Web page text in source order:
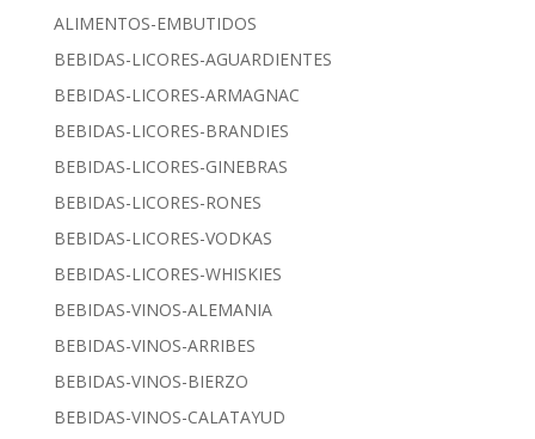
ALIMENTOS-EMBUTIDOS
BEBIDAS-LICORES-AGUARDIENTES
BEBIDAS-LICORES-ARMAGNAC
BEBIDAS-LICORES-BRANDIES
BEBIDAS-LICORES-GINEBRAS
BEBIDAS-LICORES-RONES
BEBIDAS-LICORES-VODKAS
BEBIDAS-LICORES-WHISKIES
BEBIDAS-VINOS-ALEMANIA
BEBIDAS-VINOS-ARRIBES
BEBIDAS-VINOS-BIERZO
BEBIDAS-VINOS-CALATAYUD